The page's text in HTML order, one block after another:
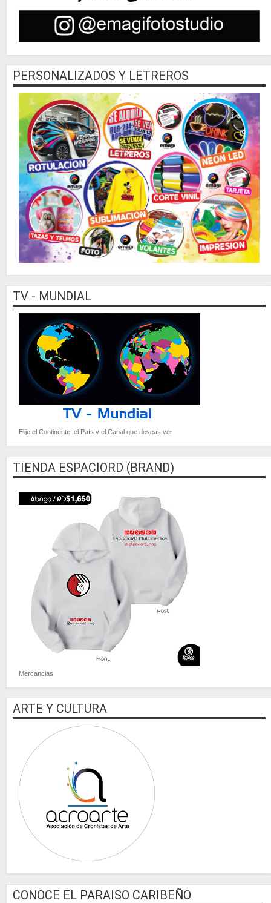
PERSONALIZADOS Y LETREROS
TV - MUNDIAL
Elije el Continente, el País y el Canal que deseas ver
TIENDA ESPACIORD (BRAND)
Mercancias
ARTE Y CULTURA
CONOCE EL PARAISO CARIBEÑO